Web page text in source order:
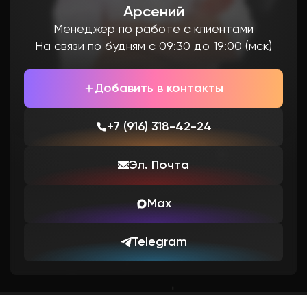
Арсений
Менеджер по работе с клиентами
На связи по будням с 09:30 до 19:00 (мск)
Добавить в контакты
+7 (916) 318-42-24
Эл. Почта
Max
Telegram